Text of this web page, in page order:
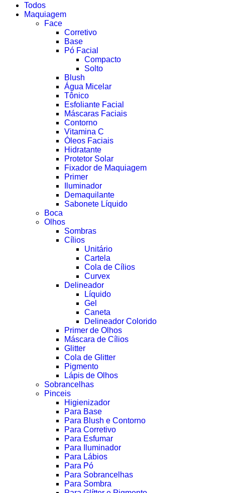
Todos
Maquiagem
Face
Corretivo
Base
Pó Facial
Compacto
Solto
Blush
Água Micelar
Tônico
Esfoliante Facial
Máscaras Faciais
Contorno
Vitamina C
Óleos Faciais
Hidratante
Protetor Solar
Fixador de Maquiagem
Primer
Iluminador
Demaquilante
Sabonete Líquido
Boca
Olhos
Sombras
Cílios
Unitário
Cartela
Cola de Cílios
Curvex
Delineador
Líquido
Gel
Caneta
Delineador Colorido
Primer de Olhos
Máscara de Cílios
Glitter
Cola de Glitter
Pigmento
Lápis de Olhos
Sobrancelhas
Pinceis
Higienizador
Para Base
Para Blush e Contorno
Para Corretivo
Para Esfumar
Para Iluminador
Para Lábios
Para Pó
Para Sobrancelhas
Para Sombra